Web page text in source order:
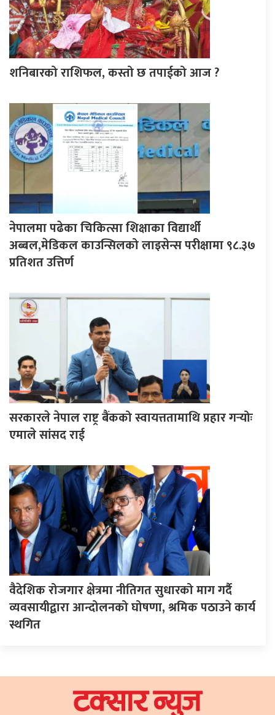
शनिबारको राशिफल, कस्तो छ तपाईको आज ?
नेपालमा पढेका चिकित्सा शिक्षाका विद्यार्थी
अब्बल,मेडिकल काउन्सिलको लाइसेन्स परीक्षामा ९८.३७
प्रतिशत उत्तिर्ण
सरकारले नेपाल राष्ट्र बैंकको स्वायत्ततामाथि प्रहार गर्‍योः
एमाले सांसद राई
वैदेशिक रोजगार क्षेत्रमा नीतिगत सुधारको माग गर्दै
व्यवसायीद्वारा आन्दोलनको घोषणा, श्रमिक पठाउने कार्य
स्थगित